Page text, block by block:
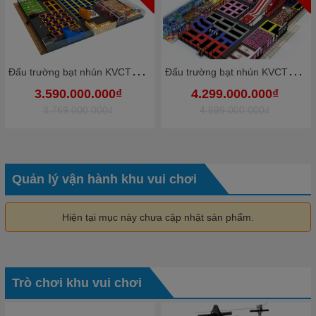
Đ
ấu trường bạt nhún KVCTP9012- Trampoline park rộng lớn chuẩn quốc tế - Công viên bạt nhún vôi nhộn
3.590.000.000₫
Đ
ấu trường bạt nhún KVCTP9010- Trampoline park rộng lớn chuẩn quốc tế - Công viên bạt nhún vôi nhộn
4.299.000.000₫
Quản lý vận hành khu vui chơi
Hiện tại mục này chưa cập nhật sản phẩm.
Trò chơi khu vui chơi